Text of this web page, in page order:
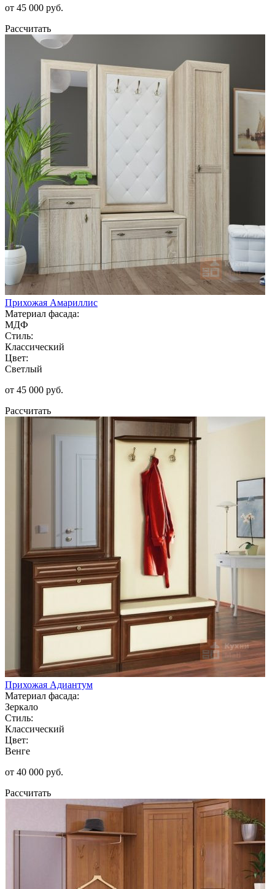
от 45 000 руб.
Рассчитать
Прихожая Амариллис
Материал фасада:
МДФ
Стиль:
Классический
Цвет:
Светлый
от 45 000 руб.
Рассчитать
Прихожая Адиантум
Материал фасада:
Зеркало
Стиль:
Классический
Цвет:
Венге
от 40 000 руб.
Рассчитать